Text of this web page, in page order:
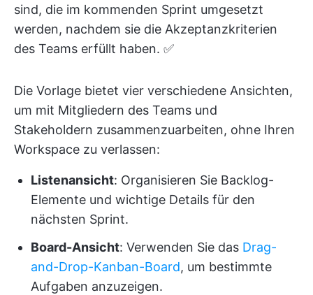
sind, die im kommenden Sprint umgesetzt
werden, nachdem sie die Akzeptanzkriterien
des Teams erfüllt haben. ✅
Die Vorlage bietet vier verschiedene Ansichten,
um mit Mitgliedern des Teams und
Stakeholdern zusammenzuarbeiten, ohne Ihren
Workspace zu verlassen:
Listenansicht: Organisieren Sie Backlog-
Elemente und wichtige Details für den
nächsten Sprint.
Board-Ansicht: Verwenden Sie das Drag-
and-Drop-Kanban-Board, um bestimmte
Aufgaben anzuzeigen.